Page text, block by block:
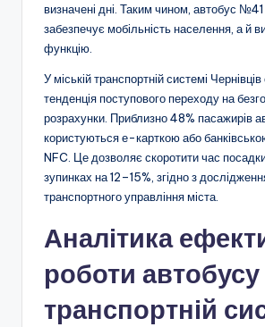
визначені дні. Таким чином, автобус
забезпечує мобільність населення, а й
функцію.
У міській транспортній системі
тенденція поступового переходу на
розрахунки. Приблизно 48% пасажирів
користуються е-карткою або
NFC. Це дозволяє скоротити час
зупинках на 12–15%, згідно з
транспортного управління міста.
Аналітика
роботи
транспортній